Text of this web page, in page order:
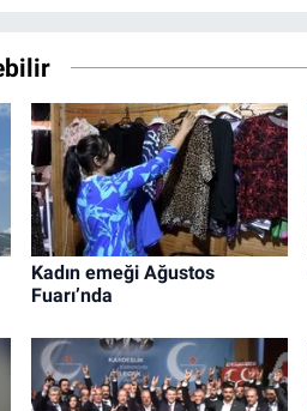
Kadın emeği Ağustos
Fuarı’nda